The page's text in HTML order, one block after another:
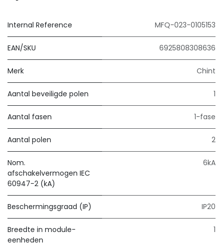
Internal Reference MFQ-023-0105153
EAN/SKU 6925808308636
Merk Chint
Aantal beveiligde polen 1
Aantal fasen 1-fase
Aantal polen 2
Nom.
afschakelvermogen IEC
60947-2 (kA)
6kA
Beschermingsgraad (IP) IP20
Breedte in module-
eenheden
1